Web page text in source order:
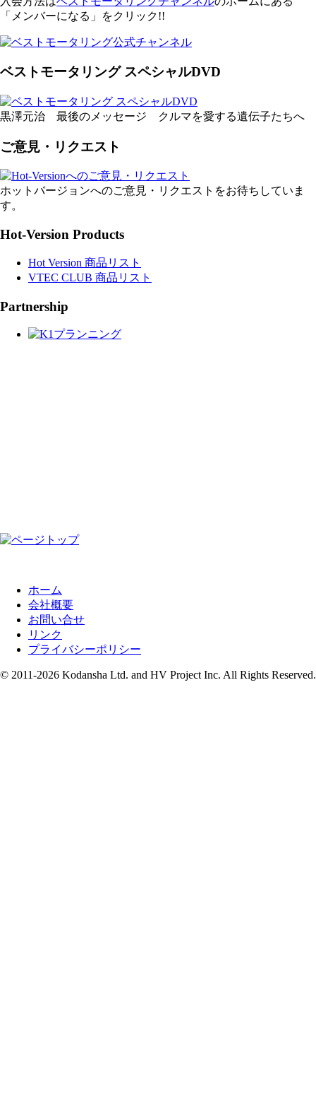
「メンバーになる」をクリック!!
ベストモータリング スペシャルDVD
黒澤元治 最後のメッセージ クルマを愛する遺伝子たちへ
ご意見・リクエスト
ホットバージョンへのご意見・リクエストをお待ちしていま
す。
Hot-Version Products
Hot Version 商品リスト
VTEC CLUB 商品リスト
Partnership
ホーム
会社概要
お問い合せ
リンク
プライバシーポリシー
© 2011-2026 Kodansha Ltd. and HV Project Inc. All Rights Reserved.